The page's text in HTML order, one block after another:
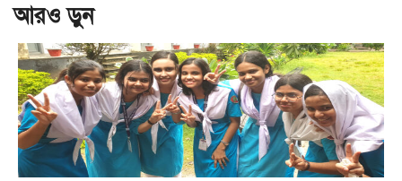
আরও ড়ুন